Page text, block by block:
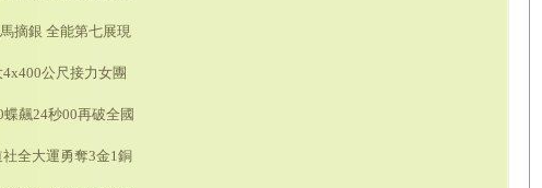
摘銀 全能第七展現
公尺接力女團
飆24秒00再破全國
全大運勇奪3金1銅